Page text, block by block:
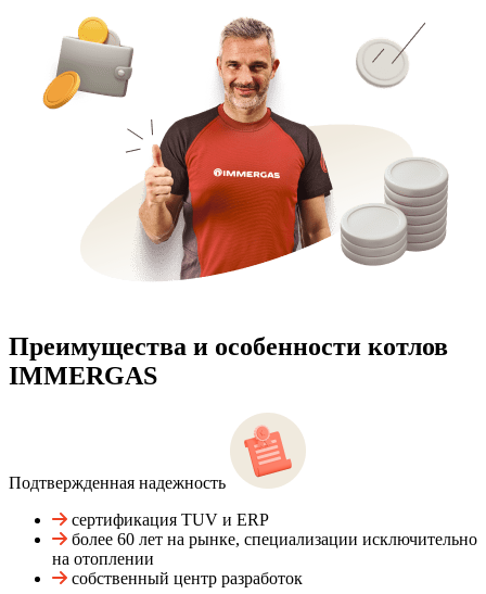
Преимущества и особенности котлов
IMMERGAS
Подтвержденная надежность
сертификация TUV и ERP
более 60 лет на рынке, специализации исключительно
на отоплении
собственный центр разработок